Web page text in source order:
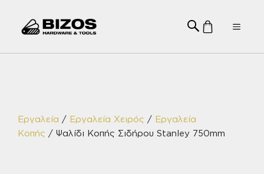
Menu
Εργαλεία / Εργαλεία Χειρός / Εργαλεία
Κοπής / Ψαλίδι Κοπής Σιδήρου Stanley 750mm